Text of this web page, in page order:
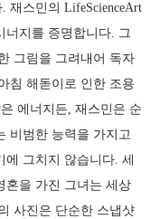
재스민의 LifeScienceArt
너지를 증명합니다. 그
그림을 그려내어 독자
침 해돋이로 인한 조용
에너지든, 재스민은 순
비범한 능력을 가지고
그치지 않습니다. 세
혼을 가진 그녀는 세상
사진은 단순한 스냅샷